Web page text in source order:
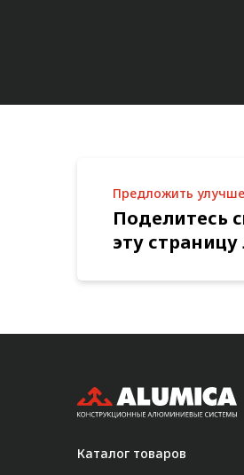
Предложить
Поделитесь
эту
Каталог товаров